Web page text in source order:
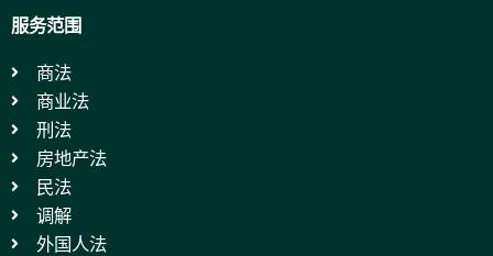
服务范围
商法
商业法
刑法
房地产法
民法
调解
外国人法